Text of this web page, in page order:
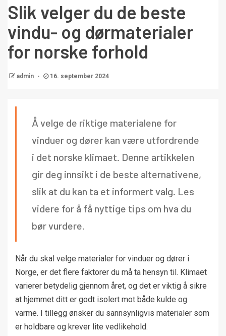
Slik velger du de beste
vindu- og dørmaterialer
for norske forhold
admin 16. september 2024
Å velge de riktige materialene for
vinduer og dører kan være utfordrende
i det norske klimaet. Denne artikkelen
gir deg innsikt i de beste alternativene,
slik at du kan ta et informert valg. Les
videre for å få nyttige tips om hva du
bør vurdere.
Når du skal velge materialer for vinduer og dører i
Norge, er det flere faktorer du må ta hensyn til. Klimaet
varierer betydelig gjennom året, og det er viktig å sikre
at hjemmet ditt er godt isolert mot både kulde og
varme. I tillegg ønsker du sannsynligvis materialer som
er holdbare og krever lite vedlikehold.